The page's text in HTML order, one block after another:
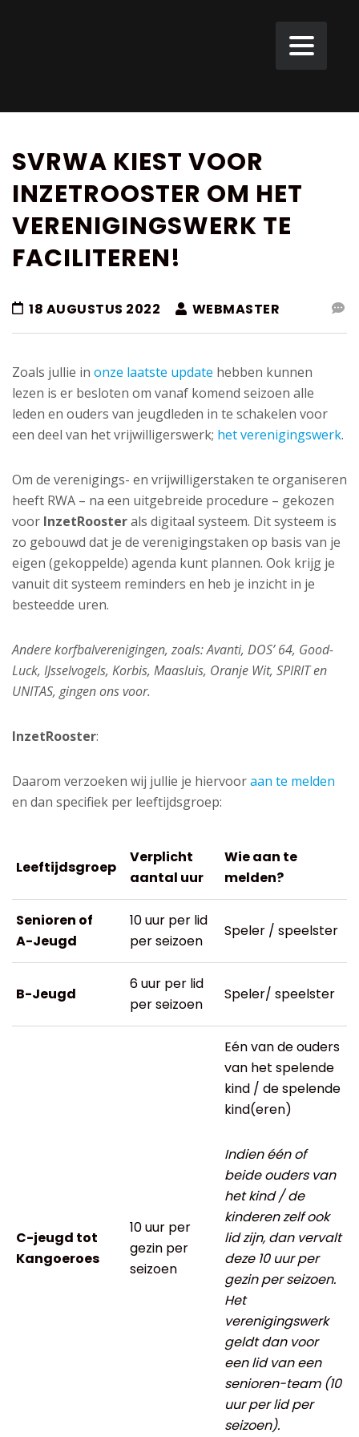
SVRWA KIEST VOOR
INZETROOSTER OM HET
VERENIGINGSWERK TE
FACILITEREN!
18 AUGUSTUS 2022 WEBMASTER
Zoals jullie in onze laatste update hebben kunnen
lezen is er besloten om vanaf komend seizoen alle
leden en ouders van jeugdleden in te schakelen voor
een deel van het vrijwilligerswerk; het verenigingswerk.
Om de verenigings- en vrijwilligerstaken te organiseren
heeft RWA – na een uitgebreide procedure – gekozen
voor InzetRoosterals digitaal systeem. Dit systeem is
zo gebouwd dat je de verenigingstaken op basis van je
eigen (gekoppelde) agenda kunt plannen. Ook krijg je
vanuit dit systeem reminders en heb je inzicht in je
besteedde uren.
Andere korfbalverenigingen, zoals: Avanti, DOS’ 64, Good-
Luck, IJsselvogels, Korbis, Maasluis, Oranje Wit, SPIRIT en
UNITAS, gingen ons voor.
InzetRooster:
Daarom verzoeken wij jullie je hiervooraan te melden
en dan specifiek per leeftijdsgroep:
Leeftijdsgroep
Verplicht
aantal uur
Wie aan te
melden?
Senioren of
A-Jeugd
10 uur per lid
per seizoen
Speler / speelster
B-Jeugd
6 uur per lid
per seizoen
Speler/ speelster
C-jeugd tot
Kangoeroes
10 uur per
gezin per
seizoen
Eén van de ouders
van het spelende
kind / de spelende
kind(eren)
Indien één of
beide ouders van
het kind / de
kinderen zelf ook
lid zijn, dan vervalt
deze 10 uur per
gezin per seizoen.
Het
verenigingswerk
geldt dan voor
een lid van een
senioren-team (10
uur per lid per
seizoen).